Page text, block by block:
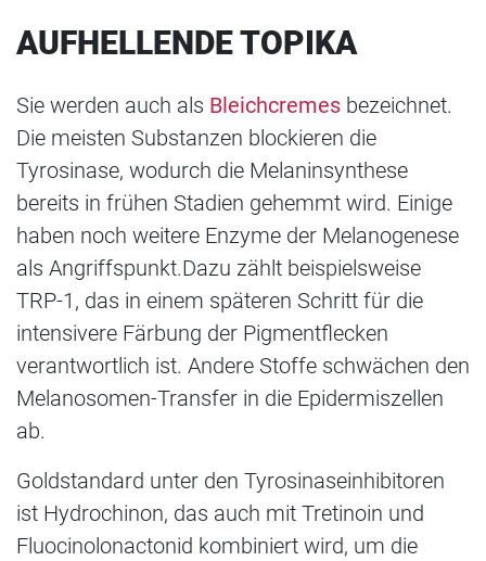
AUFHELLENDE TOPIKA
Sie werden auch als Bleichcremes bezeichnet.
Die meisten Substanzen blockieren die
Tyrosinase, wodurch die Melaninsynthese
bereits in frühen Stadien gehemmt wird. Einige
haben noch weitere Enzyme der Melanogenese
als Angriffspunkt.Dazu zählt beispielsweise
TRP-1, das in einem späteren Schritt für die
intensivere Färbung der Pigmentflecken
verantwortlich ist. Andere Stoffe schwächen den
Melanosomen-Transfer in die Epidermiszellen
ab.
Goldstandard unter den Tyrosinaseinhibitoren
ist Hydrochinon, das auch mit Tretinoin und
Fluocinolonactonid kombiniert wird, um die